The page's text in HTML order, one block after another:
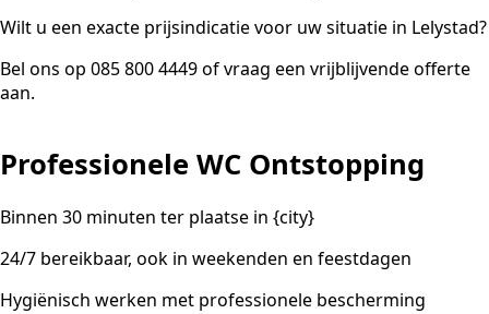
Wilt u een exacte prijsindicatie voor uw situatie in Lelystad?
Bel ons op 085 800 4449 of vraag een vrijblijvende offerte
aan.
Professionele WC Ontstopping
Binnen 30 minuten ter plaatse in {city}
24/7 bereikbaar, ook in weekenden en feestdagen
Hygiënisch werken met professionele bescherming